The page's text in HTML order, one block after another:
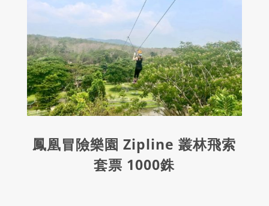
鳳凰冒險樂園 Zipline 叢林飛索
套票 1000銖